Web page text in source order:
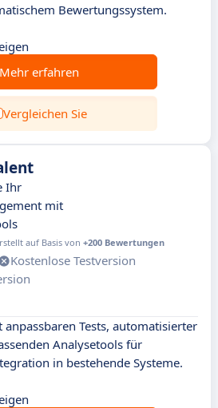
Bewertungssystem.
Mehr erfahren
Vergleichen Sie
Ihr
mit
auf Basis von +200 Bewertungen
Kostenlose Testversion
Tests, automatisierter
Analysetools für
in bestehende Systeme.